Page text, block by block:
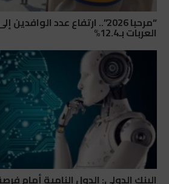
“مرحبا 2026”.. ارتفاع عدد
العربات بـ12.4%
البنك الدولي: الدول النامية أمام